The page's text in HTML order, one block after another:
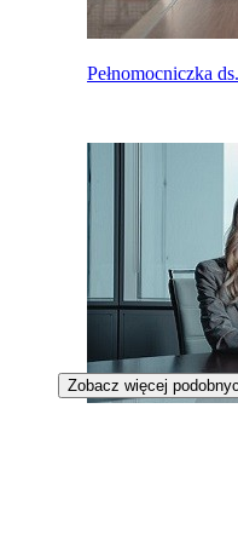
Pełnomocniczka
Zobacz więcej